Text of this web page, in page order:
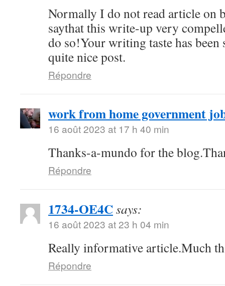
Normally I do not read article on
saythat this write-up very
do so!Your writing taste has
quite nice post.
Répondre
work from home government
16 août 2023 at 17 h 40 min
Thanks-a-mundo for the
Répondre
1734-OE4Csays:
16 août 2023 at 23 h 04 min
Really informative article.Much
Répondre